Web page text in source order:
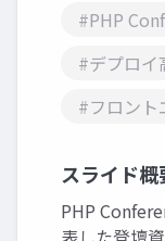
#PHP
#デプロイ
#フロント
スライド概
PHP